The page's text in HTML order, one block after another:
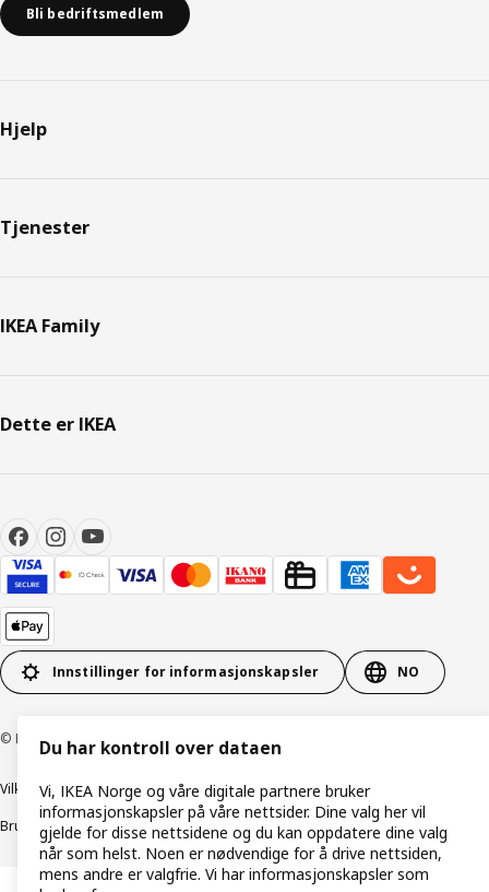
Bli bedriftsmedlem
Hjelp
Tjenester
IKEA Family
Dette er IKEA
Innstillinger for informasjonskapsler NO
© Inter IKEA Systems B.V. 1999–2026
Vilkår og betingelserRetningslinjer for personvern
Bruk av informasjonskapsler (Cookies) Retningslinjer for ansvarlig avsløring
Du har kontroll over dataen
Vi, IKEA Norge og våre digitale partnere bruker
informasjonskapsler på våre nettsider. Dine valg her vil
gjelde for disse nettsidene og du kan oppdatere dine valg
når som helst. Noen er nødvendige for å drive nettsiden,
mens andre er valgfrie. Vi har informasjonskapsler som